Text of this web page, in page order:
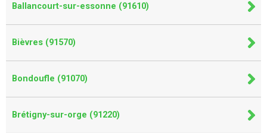
Ballancourt-sur-essonne (91610)
Bièvres (91570)
Bondoufle (91070)
Brétigny-sur-orge (91220)